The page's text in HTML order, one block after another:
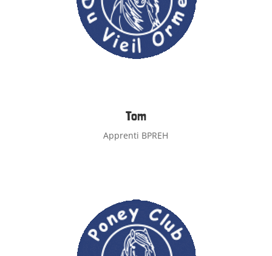
Tom
Apprenti BPREH